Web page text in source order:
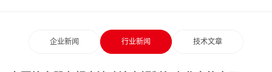
企业新闻 行业新闻 技术文章